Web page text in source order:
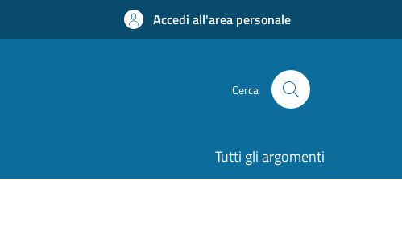
Accedi all'area personale
Cerca
Tutti gli argomenti